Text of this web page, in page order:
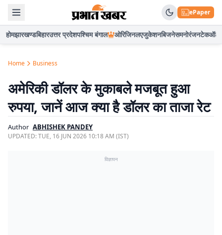
ePaper
होमझारखण्डबिहारउत्तर प्रदेशपश्चिम बंगाल ओरिजिनलएजुकेशनबिजनेसमनोरंजनटेकऑटो
Home Business
अमेरिकी डॉलर के मुकाबले मजबूत हुआ
रुपया, जानें आज क्या है डॉलर का ताजा रेट
Author ABHISHEK PANDEY
UPDATED:TUE, 16 JUN 2026 10:18 AM (IST)
विज्ञापन